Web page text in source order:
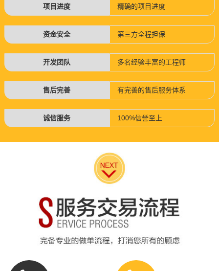
项目进度 精确的项目进度
资金安全 第三方全程担保
开发团队 多名经验丰富的工程师
售后完善 有完善的售后服务体系
诚信服务 100%信誉至上